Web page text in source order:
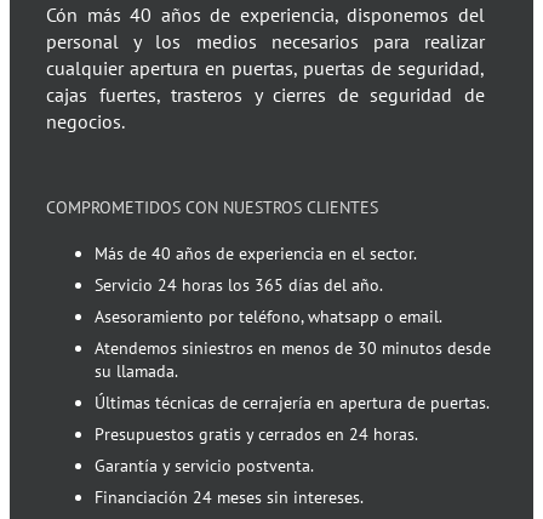
Cón más 40 años de experiencia, disponemos del
personal y los medios necesarios para realizar
cualquier apertura en puertas, puertas de seguridad,
cajas fuertes, trasteros y cierres de seguridad de
negocios.
COMPROMETIDOS CON NUESTROS CLIENTES
Más de 40 años de experiencia en el sector.
Servicio 24 horas los 365 días del año.
Asesoramiento por teléfono, whatsapp o email.
Atendemos siniestros en menos de 30 minutos desde
su llamada.
Últimas técnicas de cerrajería en apertura de puertas.
Presupuestos gratis y cerrados en 24 horas.
Garantía y servicio postventa.
Financiación 24 meses sin intereses.